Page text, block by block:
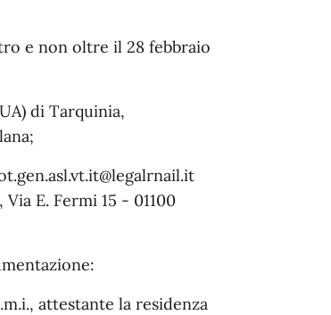
e non oltre il 28 febbraio
di Tarquinia,
E. Fermi 15 - 01100
attestante la residenza